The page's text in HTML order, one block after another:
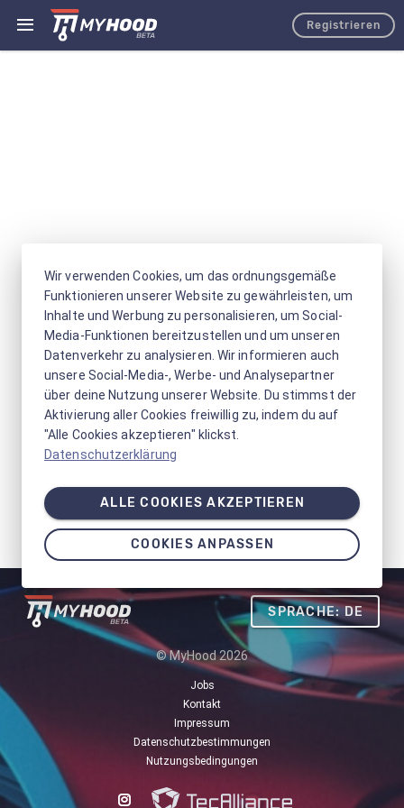
Registrieren
SPRACHE: DE
© MyHood 2026
Jobs
Kontakt
Impressum
Datenschutzbestimmungen
Nutzungsbedingungen
Wir verwenden Cookies, um das ordnungsgemäße
Funktionieren unserer Website zu gewährleisten, um
Inhalte und Werbung zu personalisieren, um Social-
Media-Funktionen bereitzustellen und um unseren
Datenverkehr zu analysieren. Wir informieren auch
unsere Social-Media-, Werbe- und Analysepartner
über deine Nutzung unserer Website. Du stimmst der
Aktivierung aller Cookies freiwillig zu, indem du auf
"Alle Cookies akzeptieren" klickst.
Datenschutzerklärung
ALLE COOKIES AKZEPTIEREN
COOKIES ANPASSEN